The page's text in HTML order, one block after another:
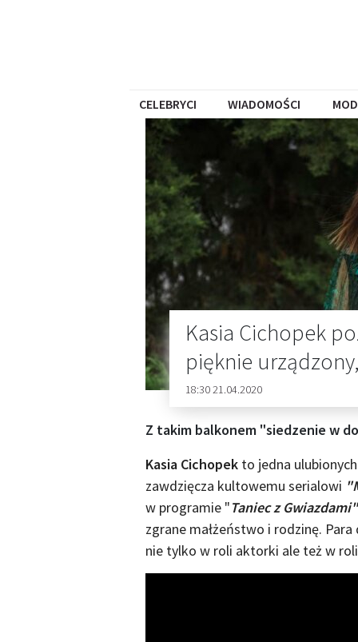
CELEBRYCI WIADOMOŚCI
Kasia Cichopek
pięknie
18:30 21.04.2020
Z takim balkonem "siedzenie w
Kasia Cichopek to jedna
zawdzięcza kultowemu serialowi
w programie "Taniec z Gwiazdami"
zgrane małżeństwo i rodzinę.
nie tylko w roli aktorki ale też w